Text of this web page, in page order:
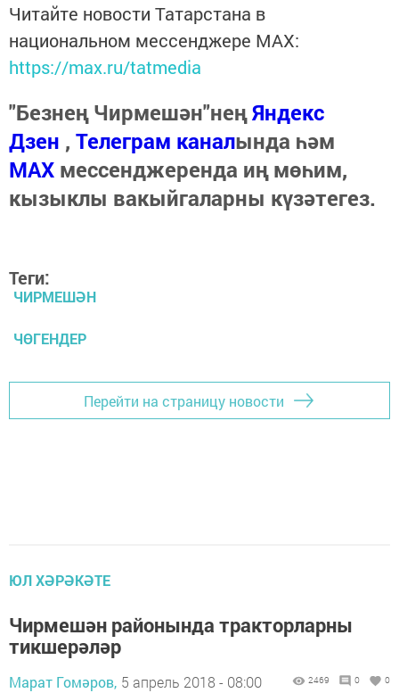
Читайте новости Татарстана в
национальном мессенджере MАХ:
https://max.ru/tatmedia
"Безнең Чирмешән"неңЯндекс
Дзен , Телеграм каналында һәм
МАХ мессенджеренда иң мөһим,
кызыклы вакыйгаларны күзәтегез.
Теги:
ЧИРМЕШӘН
ЧӨГЕНДЕР
Перейти на страницу новости
ЮЛ ХӘРӘКӘТЕ
Чирмешән районында тракторларны
тикшерәләр
Марат Гомәров, 5 апрель 2018 - 08:00 2469 0 0